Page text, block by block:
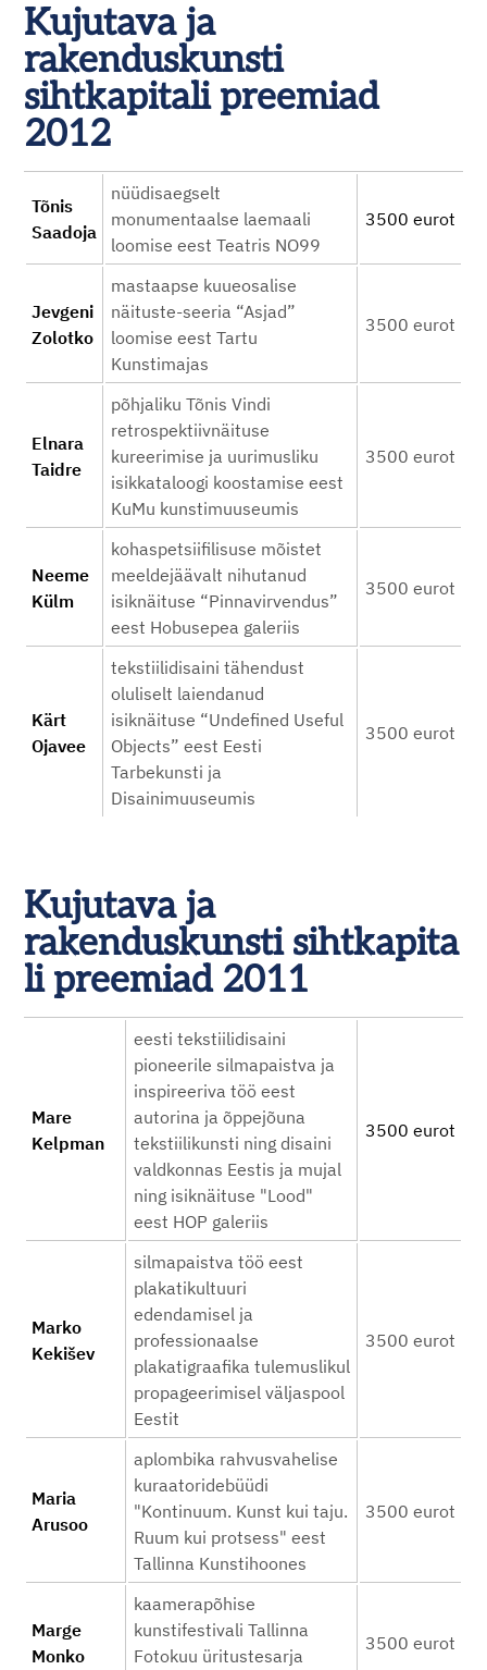
Kujutava ja
rakenduskunsti
sihtkapitali preemiad
2012
Tõnis
Saadoja
nüüdisaegselt
monumentaalse laemaali
loomise eest Teatris NO99
3500 eurot
Jevgeni
Zolotko
mastaapse kuueosalise
näituste-seeria “Asjad”
loomise eest Tartu
Kunstimajas
3500 eurot
Elnara
Taidre
põhjaliku Tõnis Vindi
retrospektiivnäituse
kureerimise ja uurimusliku
isikkataloogi koostamise eest
KuMu kunstimuuseumis
3500 eurot
Neeme
Külm
kohaspetsiifilisuse mõistet
meeldejäävalt nihutanud
isiknäituse “Pinnavirvendus”
eest Hobusepea galeriis
3500 eurot
Kärt
Ojavee
tekstiilidisaini tähendust
oluliselt laiendanud
isiknäituse “Undefined Useful
Objects” eest Eesti
Tarbekunsti ja
Disainimuuseumis
3500 eurot
Kujutava ja
rakenduskunsti sihtkapita
li preemiad 2011
Mare
Kelpman
eesti tekstiilidisaini
pioneerile silmapaistva ja
inspireeriva töö eest
autorina ja õppejõuna
tekstiilikunsti ning disaini
valdkonnas Eestis ja mujal
ning isiknäituse "Lood"
eest HOP galeriis
3500 eurot
Marko
Kekišev
silmapaistva töö eest
plakatikultuuri
edendamisel ja
professionaalse
plakatigraafika tulemuslikul
propageerimisel väljaspool
Eestit
3500 eurot
Maria
Arusoo
aplombika rahvusvahelise
kuraatoridebüüdi
"Kontinuum. Kunst kui taju.
Ruum kui protsess" eest
Tallinna Kunstihoones
3500 eurot
Marge
Monko
kaamerapõhise
kunstifestivali Tallinna
Fotokuu üritustesarja
3500 eurot